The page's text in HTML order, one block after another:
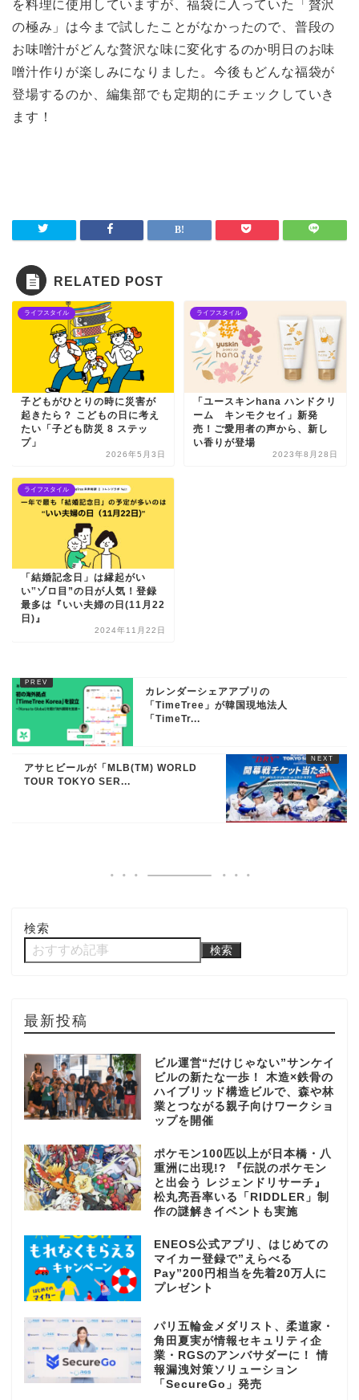
を料理に使用していますが、福袋に入っていた「贅沢
の極み」は今まで試したことがなかったので、普段の
お味噌汁がどんな贅沢な味に変化するのか明日のお味
噌汁作りが楽しみになりました。今後もどんな福袋が
登場するのか、編集部でも定期的にチェックしていき
ます！
RELATED POST
ライフスタイル
子どもがひとりの時に災害が
起きたら？ こどもの日に考え
たい「子ども防災 8 ステッ
プ」
2026年5月3日
ライフスタイル
「ユースキンhana ハンドクリ
ーム キンモクセイ」新発
売！ご愛用者の声から、新し
い香りが登場
2023年8月28日
ライフスタイル
「結婚記念日」は縁起がい
い‟ゾロ目”の日が人気！登録
最多は『いい夫婦の日(11月22
日)』
2024年11月22日
カレンダーシェアアプリの
「TimeTree」が韓国現地法人
「TimeTr...
アサヒビールが「MLB(TM) WORLD
TOUR TOKYO SER...
検索
検索
最新投稿
ビル運営“だけじゃない”サンケイ
ビルの新たな一歩！ 木造×鉄骨の
ハイブリッド構造ビルで、森や林
業とつながる親子向けワークショ
ップを開催
ポケモン100匹以上が日本橋・八
重洲に出現!? 『伝説のポケモン
と出会う レジェンドリサーチ』
松丸亮吾率いる「RIDDLER」制
作の謎解きイベントも実施
ENEOS公式アプリ、はじめての
マイカー登録で”えらべる
Pay”200円相当を先着20万人に
プレゼント
パリ五輪金メダリスト、柔道家・
角田夏実が情報セキュリティ企
業・RGSのアンバサダーに！ 情
報漏洩対策ソリューション
「SecureGo」発売